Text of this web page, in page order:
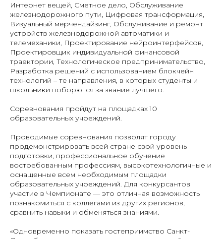
Интернет вещей, Сметное дело, Обслуживание
железнодорожного пути, Цифровая трансформация,
Визуальный мерчендайзинг, Обслуживание и ремонт
устройств железнодорожной автоматики и
телемеханики, Проектирование нейроинтерфейсов,
Проектировщик индивидуальной финансовой
траектории, Технологическое предпринимательство,
Разработка решений с использованием блокчейн
технологий – те направления, в которых студенты и
школьники поборются за звание лучшего.
Соревнования пройдут на площадках 10
образовательных учреждений.
Проводимые соревнования позволят городу
продемонстрировать всей стране свой уровень
подготовки, профессиональное обучение
востребованным профессиям, высокотехнологичные и
оснащенные всем необходимым площадки
образовательных учреждений. Для конкурсантов
участие в Чемпионате — это отличная возможность
познакомиться с коллегами из других регионов,
сравнить навыки и обменяться знаниями.
«Одновременно показать гостеприимство Санкт-